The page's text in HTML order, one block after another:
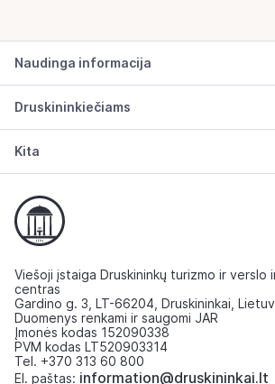
Naudinga informacija
Druskininkiečiams
Kita
Viešoji įstaiga Druskininkų turizmo ir verslo
centras
Gardino g. 3, LT-66204, Druskininkai,
Duomenys renkami ir saugomi JAR
Įmonės kodas 152090338
PVM kodas LT520903314
Tel. +370 313 60 800
El. paštas: information@druskininkai.lt